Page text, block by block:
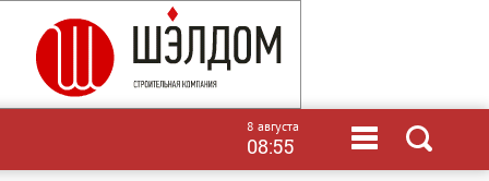
8 августа
08:55